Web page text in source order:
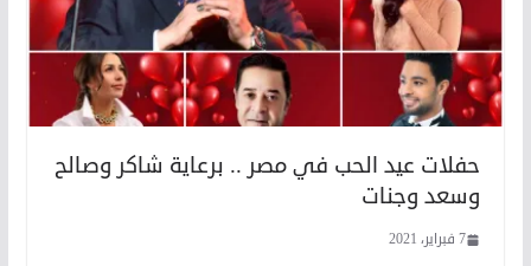
حفلات عيد الحب في مصر .. برعاية شاكر وصالح
وسعد وجنات
7 فبراير، 2021